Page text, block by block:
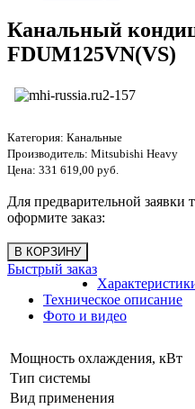
Канальный
FDUM125VN(VS)
Категория: Канальные
Производитель: Mitsubishi Heavy
Цена: 331 619,00 руб.
Для предварительной заявки
оформите заказ:
Быстрый заказ
Техническое описание
Фото и видео
Мощность охлаждения, кВт
Тип системы
Вид применения